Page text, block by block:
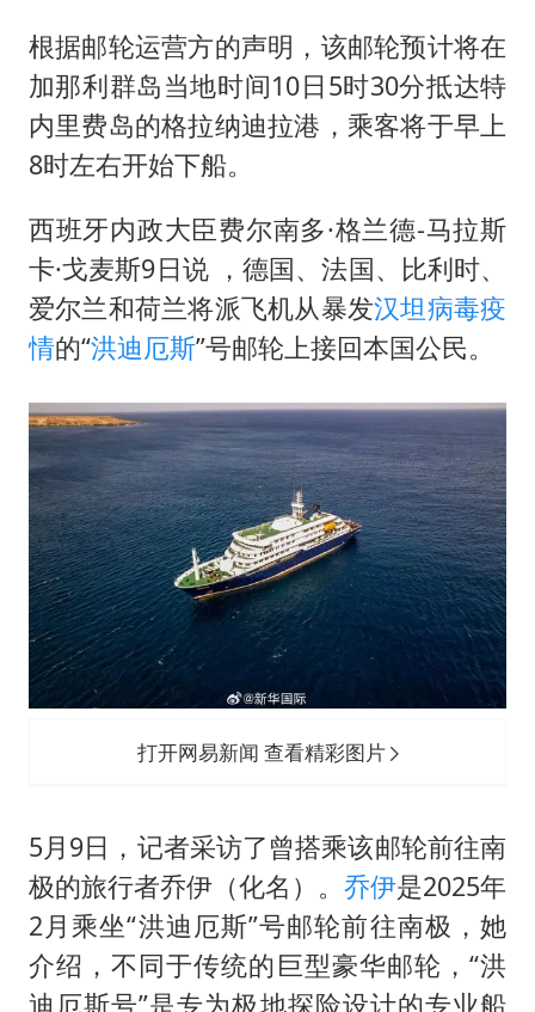
根据邮轮运营方的声明，该邮轮预计将在
加那利群岛当地时间10日5时30分抵达特
内里费岛的格拉纳迪拉港，乘客将于早上
8时左右开始下船。
西班牙内政大臣费尔南多·格兰德-马拉斯
卡·戈麦斯9日说 ，德国、法国、比利时、
爱尔兰和荷兰将派飞机从暴发汉坦病毒疫
情的“洪迪厄斯”号邮轮上接回本国公民。
打开网易新闻 查看精彩图片
5月9日，记者采访了曾搭乘该邮轮前往南
极的旅行者乔伊（化名）。乔伊是2025年
2月乘坐“洪迪厄斯”号邮轮前往南极，她
介绍，不同于传统的巨型豪华邮轮，“洪
迪厄斯号”是专为极地探险设计的专业船